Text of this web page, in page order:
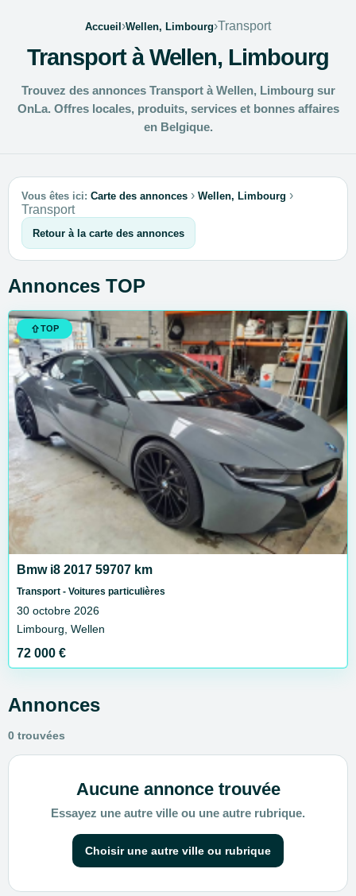
Accueil›Wellen, Limbourg›Transport
Transport à Wellen, Limbourg
Trouvez des annonces Transport à Wellen, Limbourg sur
OnLa. Offres locales, produits, services et bonnes affaires
en Belgique.
Vous êtes ici: Carte des annonces › Wellen, Limbourg ›
Transport
Retour à la carte des annonces
Annonces TOP
TOP
Bmw i8 2017 59707 km
Transport - Voitures particulières
30 octobre 2026
Limbourg, Wellen
72 000 €
Annonces
0 trouvées
Aucune annonce trouvée
Essayez une autre ville ou une autre rubrique.
Choisir une autre ville ou rubrique